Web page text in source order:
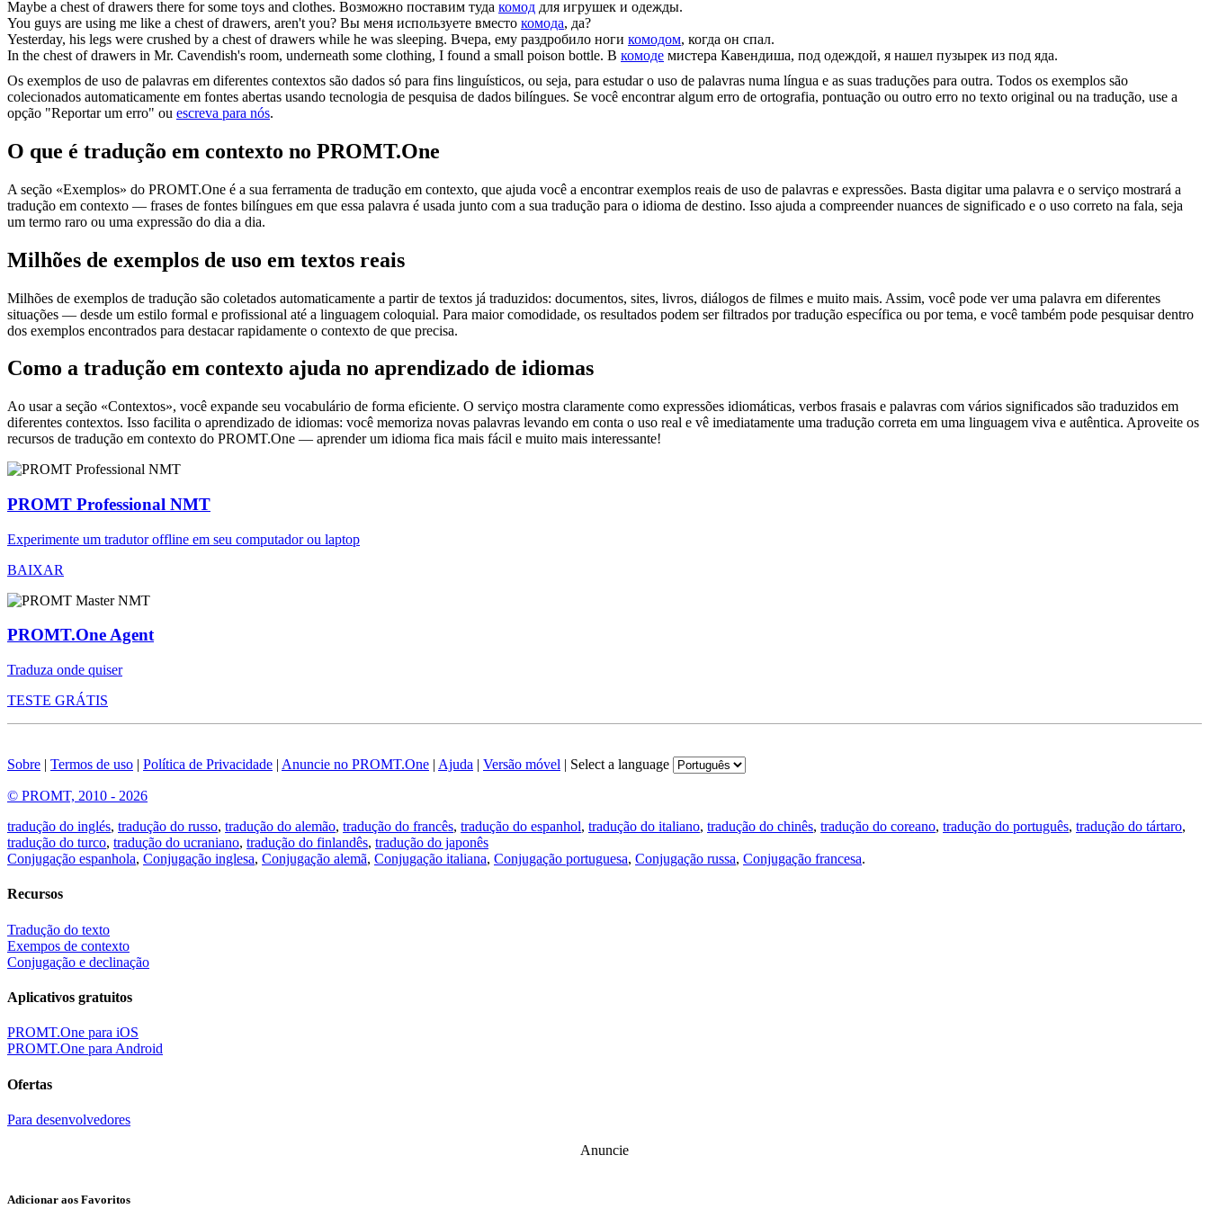
Maybe a chest of drawers there for some toys and clothes. Возможно поставим туда комод для игрушек и одежды.
You guys are using me like a chest of drawers, aren't you? Вы меня используете вместо комода, да?
Yesterday, his legs were crushed by a chest of drawers while he was sleeping. Вчера, ему раздробило ноги комодом, когда он спал.
In the chest of drawers in Mr. Cavendish's room, underneath some clothing, I found a small poison bottle. В комоде мистера Кавендиша, под одеждой, я нашел пузырек из под яда.
Os exemplos de uso de palavras em diferentes contextos são dados só para fins linguísticos, ou seja, para estudar o uso de palavras numa língua e as suas traduções para outra. Todos os exemplos são
colecionados automaticamente em fontes abertas usando tecnologia de pesquisa de dados bilíngues. Se você encontrar algum erro de ortografia, pontuação ou outro erro no texto original ou na tradução, use a
opção "Reportar um erro" ou escreva para nós.
O que é tradução em contexto no PROMT.One
A seção «Exemplos» do PROMT.One é a sua ferramenta de tradução em contexto, que ajuda você a encontrar exemplos reais de uso de palavras e expressões. Basta digitar uma palavra e o serviço mostrará a
tradução em contexto — frases de fontes bilíngues em que essa palavra é usada junto com a sua tradução para o idioma de destino. Isso ajuda a compreender nuances de significado e o uso correto na fala, seja
um termo raro ou uma expressão do dia a dia.
Milhões de exemplos de uso em textos reais
Milhões de exemplos de tradução são coletados automaticamente a partir de textos já traduzidos: documentos, sites, livros, diálogos de filmes e muito mais. Assim, você pode ver uma palavra em diferentes
situações — desde um estilo formal e profissional até a linguagem coloquial. Para maior comodidade, os resultados podem ser filtrados por tradução específica ou por tema, e você também pode pesquisar dentro
dos exemplos encontrados para destacar rapidamente o contexto de que precisa.
Como a tradução em contexto ajuda no aprendizado de idiomas
Ao usar a seção «Contextos», você expande seu vocabulário de forma eficiente. O serviço mostra claramente como expressões idiomáticas, verbos frasais e palavras com vários significados são traduzidos em
diferentes contextos. Isso facilita o aprendizado de idiomas: você memoriza novas palavras levando em conta o uso real e vê imediatamente uma tradução correta em uma linguagem viva e autêntica. Aproveite os
recursos de tradução em contexto do PROMT.One — aprender um idioma fica mais fácil e muito mais interessante!
PROMT Professional NMT
Experimente um tradutor offline em seu computador ou laptop
BAIXAR
PROMT.One Agent
Traduza onde quiser
TESTE GRÁTIS
Sobre | Termos de uso | Política de Privacidade | Anuncie no PROMT.One | Ajuda | Versão móvel | Select a language
© PROMT, 2010 - 2026
tradução do inglés, tradução do russo, tradução do alemão, tradução do francês, tradução do espanhol, tradução do italiano, tradução do chinês, tradução do coreano, tradução do português, tradução do tártaro,
tradução do turco, tradução do ucraniano, tradução do finlandês, tradução do japonês
Conjugação espanhola, Conjugação inglesa, Conjugação alemã, Conjugação italiana, Conjugação portuguesa, Conjugação russa, Conjugação francesa.
Recursos
Tradução do texto
Exempos de contexto
Conjugação e declinação
Aplicativos gratuitos
PROMT.One para iOS
PROMT.One para Android
Ofertas
Para desenvolvedores
Anuncie
Adicionar aos Favoritos